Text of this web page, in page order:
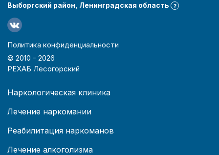
Выборгский район, Ленинградская область
?
Политика конфиденциальности
© 2010 - 2026
РЕХАБ Лесогорский
Наркологическая клиника
Лечение наркомании
Реабилитация наркоманов
Лечение алкоголизма